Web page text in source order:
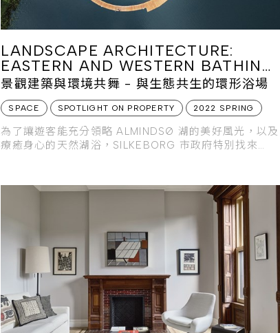
LANDSCAPE ARCHITECTURE:
EASTERN AND WESTERN BATHING
RESORT
景觀建築與環境共舞 - 與生態共生的環形浴場
SPACE SPOTLIGHT ON PROPERTY 2022 SPRING
為了讓遊客能充分領略 ALMINDSØ 湖的美好風光，以及
療癒身心的天然湖浴，SILKEBORG 市政府特別找來